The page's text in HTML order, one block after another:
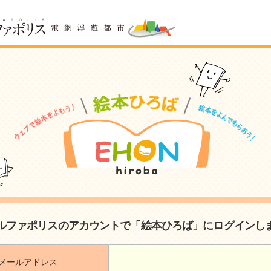
ファポリスのアカウントで「絵本ひろば」にログインし
ールアドレス